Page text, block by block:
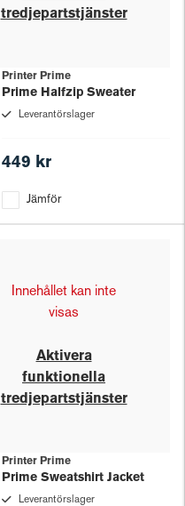
tredjepartstjänster
Printer Prime
Prime Halfzip Sweater
Leverantörslager
449 kr
Jämför
Innehållet kan inte
visas
Aktivera
funktionella
tredjepartstjänster
Printer Prime
Prime Sweatshirt Jacket
Leverantörslager